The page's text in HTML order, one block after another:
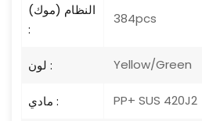
النظام (موك)
:
384pcs
لون : Yellow/Green
مادي : PP+ SUS 420J2